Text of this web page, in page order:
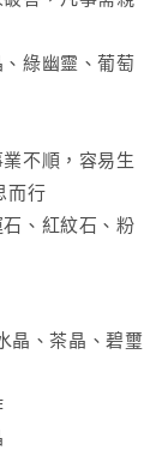
綠幽靈、葡萄
不順，容易生
而行
、紅紋石、粉
晶、茶晶、碧璽